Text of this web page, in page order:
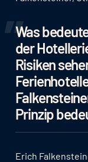
Was
der
Risiken
Prinzip
Erich